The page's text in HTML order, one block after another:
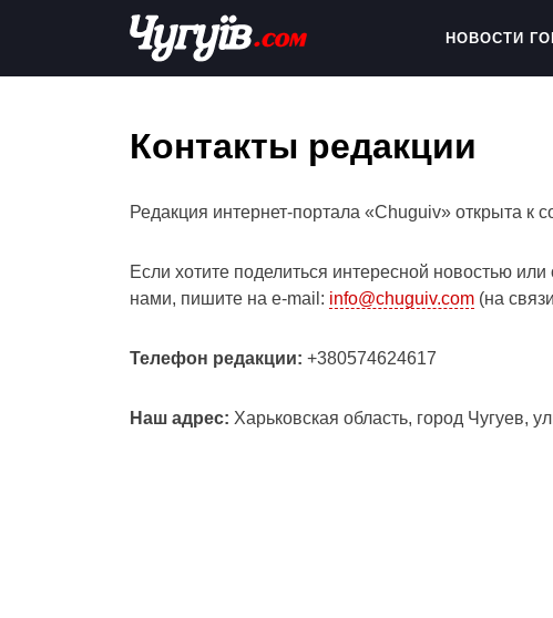
Chuguiv
НОВОСТИ
Контакты редакции
Редакция интернет-портала «Chuguiv» открыта к
Если хотите поделиться интересной новостью
нами, пишите на e-mail: info@chuguiv.com (на
Телефон редакции: +380574624617
Наш адрес: Харьковская область, город Чугуев,